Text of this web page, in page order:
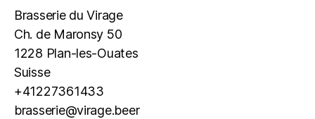
Brasserie du Virage
Ch. de Maronsy 50
1228 Plan-les-Ouates
Suisse
+41227361433
brasserie@virage.beer